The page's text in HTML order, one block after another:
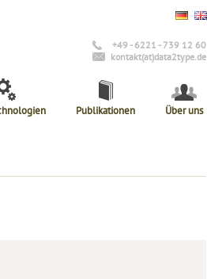
+49 - 6221 - 739 12 60
kontakt(at)data2type.de
Publikationen Über uns